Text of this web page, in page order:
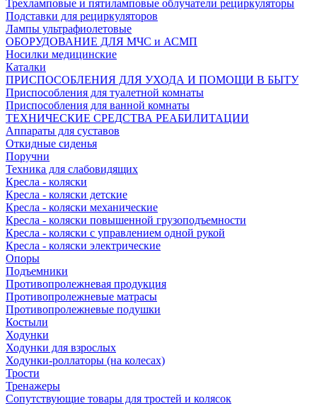
Трехламповые и пятиламповые облучатели рециркуляторы
Подставки для рециркуляторов
Лампы ультрафиолетовые
ОБОРУДОВАНИЕ ДЛЯ МЧС и АСМП
Носилки медицинские
Каталки
ПРИСПОСОБЛЕНИЯ ДЛЯ УХОДА И ПОМОЩИ В БЫТУ
Приспособления для туалетной комнаты
Приспособления для ванной комнаты
ТЕХНИЧЕСКИЕ СРЕДСТВА РЕАБИЛИТАЦИИ
Аппараты для суставов
Откидные сиденья
Поручни
Техника для слабовидящих
Кресла - коляски
Кресла - коляски детские
Кресла - коляски механические
Кресла - коляски повышенной грузоподъемности
Кресла - коляски с управлением одной рукой
Кресла - коляски электрические
Опоры
Подъемники
Противопролежневая продукция
Противопролежневые матрасы
Противопролежневые подушки
Костыли
Ходунки
Ходунки для взрослых
Ходунки-роллаторы (на колесах)
Трости
Тренажеры
Сопутствующие товары для тростей и колясок